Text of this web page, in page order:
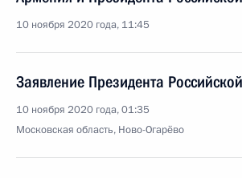
10 ноября 2020 года, 11:45
Заявление Президента
10 ноября 2020 года, 01:35
Московская область, Ново-Огарёво